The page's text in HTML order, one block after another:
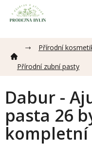
obsah
Přírodní
Přírodní zubní pasty
Dabur -
pasta 26
kompletní